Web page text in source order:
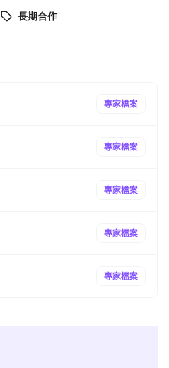
長期合作
專家檔案
專家檔案
專家檔案
專家檔案
專家檔案